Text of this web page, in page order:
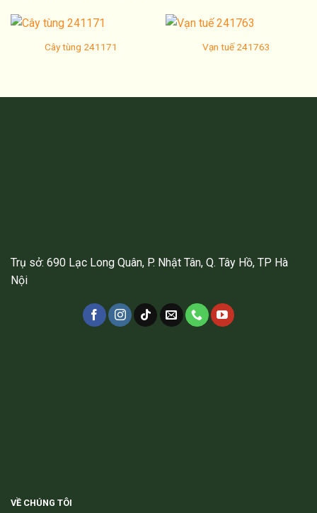
Cây tùng 241171 Vạn tuế 241763
Trụ sở: 690 Lạc Long Quân, P. Nhật Tân, Q. Tây Hồ, TP Hà
Nội
VỀ CHÚNG TÔI